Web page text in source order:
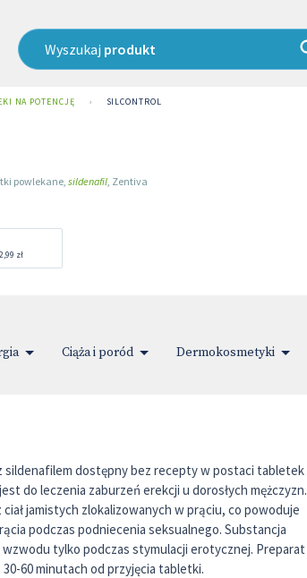
Wyszukaj produkt
ZAKOPIAŃSKA
NA POTENCJĘ › SILCONTROL
powlekane, sildenafil, Zentiva
zł
Ciąża i poród Dermokosmetyki
sildenafilem dostępny bez recepty w postaci tabletek
do leczenia zaburzeń erekcji u dorosłych mężczyzn.
jamistych zlokalizowanych w prąciu, co powoduje
podczas podniecenia seksualnego. Substancja
tylko podczas stymulacji erotycznej. Preparat
30-60 minutach od przyjęcia tabletki.